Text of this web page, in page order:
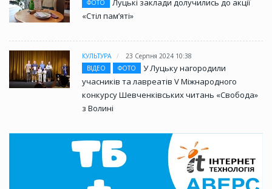
ФОТО
Луцькі заклади долучились до акції
«Стіл памʼяті»
КУЛЬТУРА
23 Серпня 2024 10:38
ВІДЕО
ФОТО
У Луцьку нагородили
учасників та лавреатів V Міжнародного
конкурсу Шевченківських читань «Свобода»
з Волині